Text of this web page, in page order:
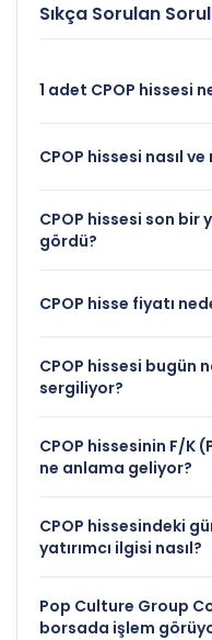
Sıkça Sorulan
1 adet CPOP hissesi
CPOP hissesi nasıl ve
CPOP hissesi son bir
gördü?
CPOP hisse fiyatı
CPOP hissesi bugün
sergiliyor?
CPOP hissesinin F/K
ne anlama geliyor?
CPOP hissesindeki
yatırımcı ilgisi nasıl?
Pop Culture Group
borsada işlem